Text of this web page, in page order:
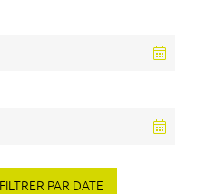
FILTRER PAR DATE